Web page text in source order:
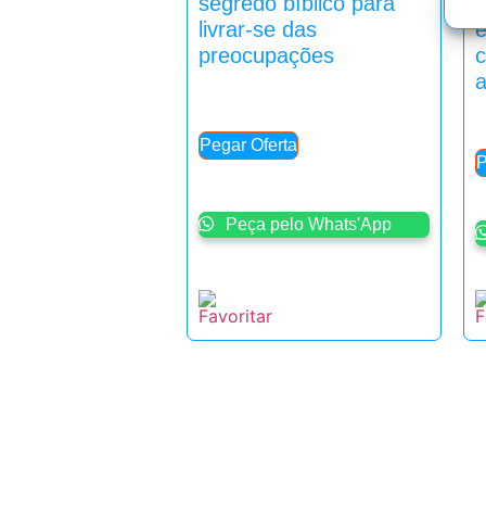
livrar-se das
preocupações
Pegar Oferta
Peça pelo Whats'App